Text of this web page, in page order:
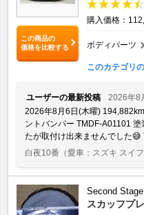
この商品の
価格を比較する
購入価格：
ボディパーツ
このカテゴリ
ユーザーの最新投稿
2026年8
2026年8月6日(木曜)
ントバンパー TMDF-A01101
たが取付け出来ませんでした😅
白夜10番 （愛車：スズキ スイ
Second Stage
スカッフプ